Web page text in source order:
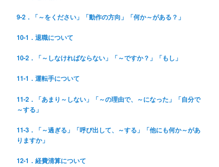
9-2．「～をください」「動作の方向」「何か～がある？」
10-1．退職について
10-2．「～しなければならない」「～ですか？」「もし」
11-1．運転手について
11-2．「あまり～しない」「～の理由で、～になった」「自分で
～する」
11-3．「～過ぎる」「呼び出して、～する」「他にも何か～があ
りますか」
12-1．経費清算について